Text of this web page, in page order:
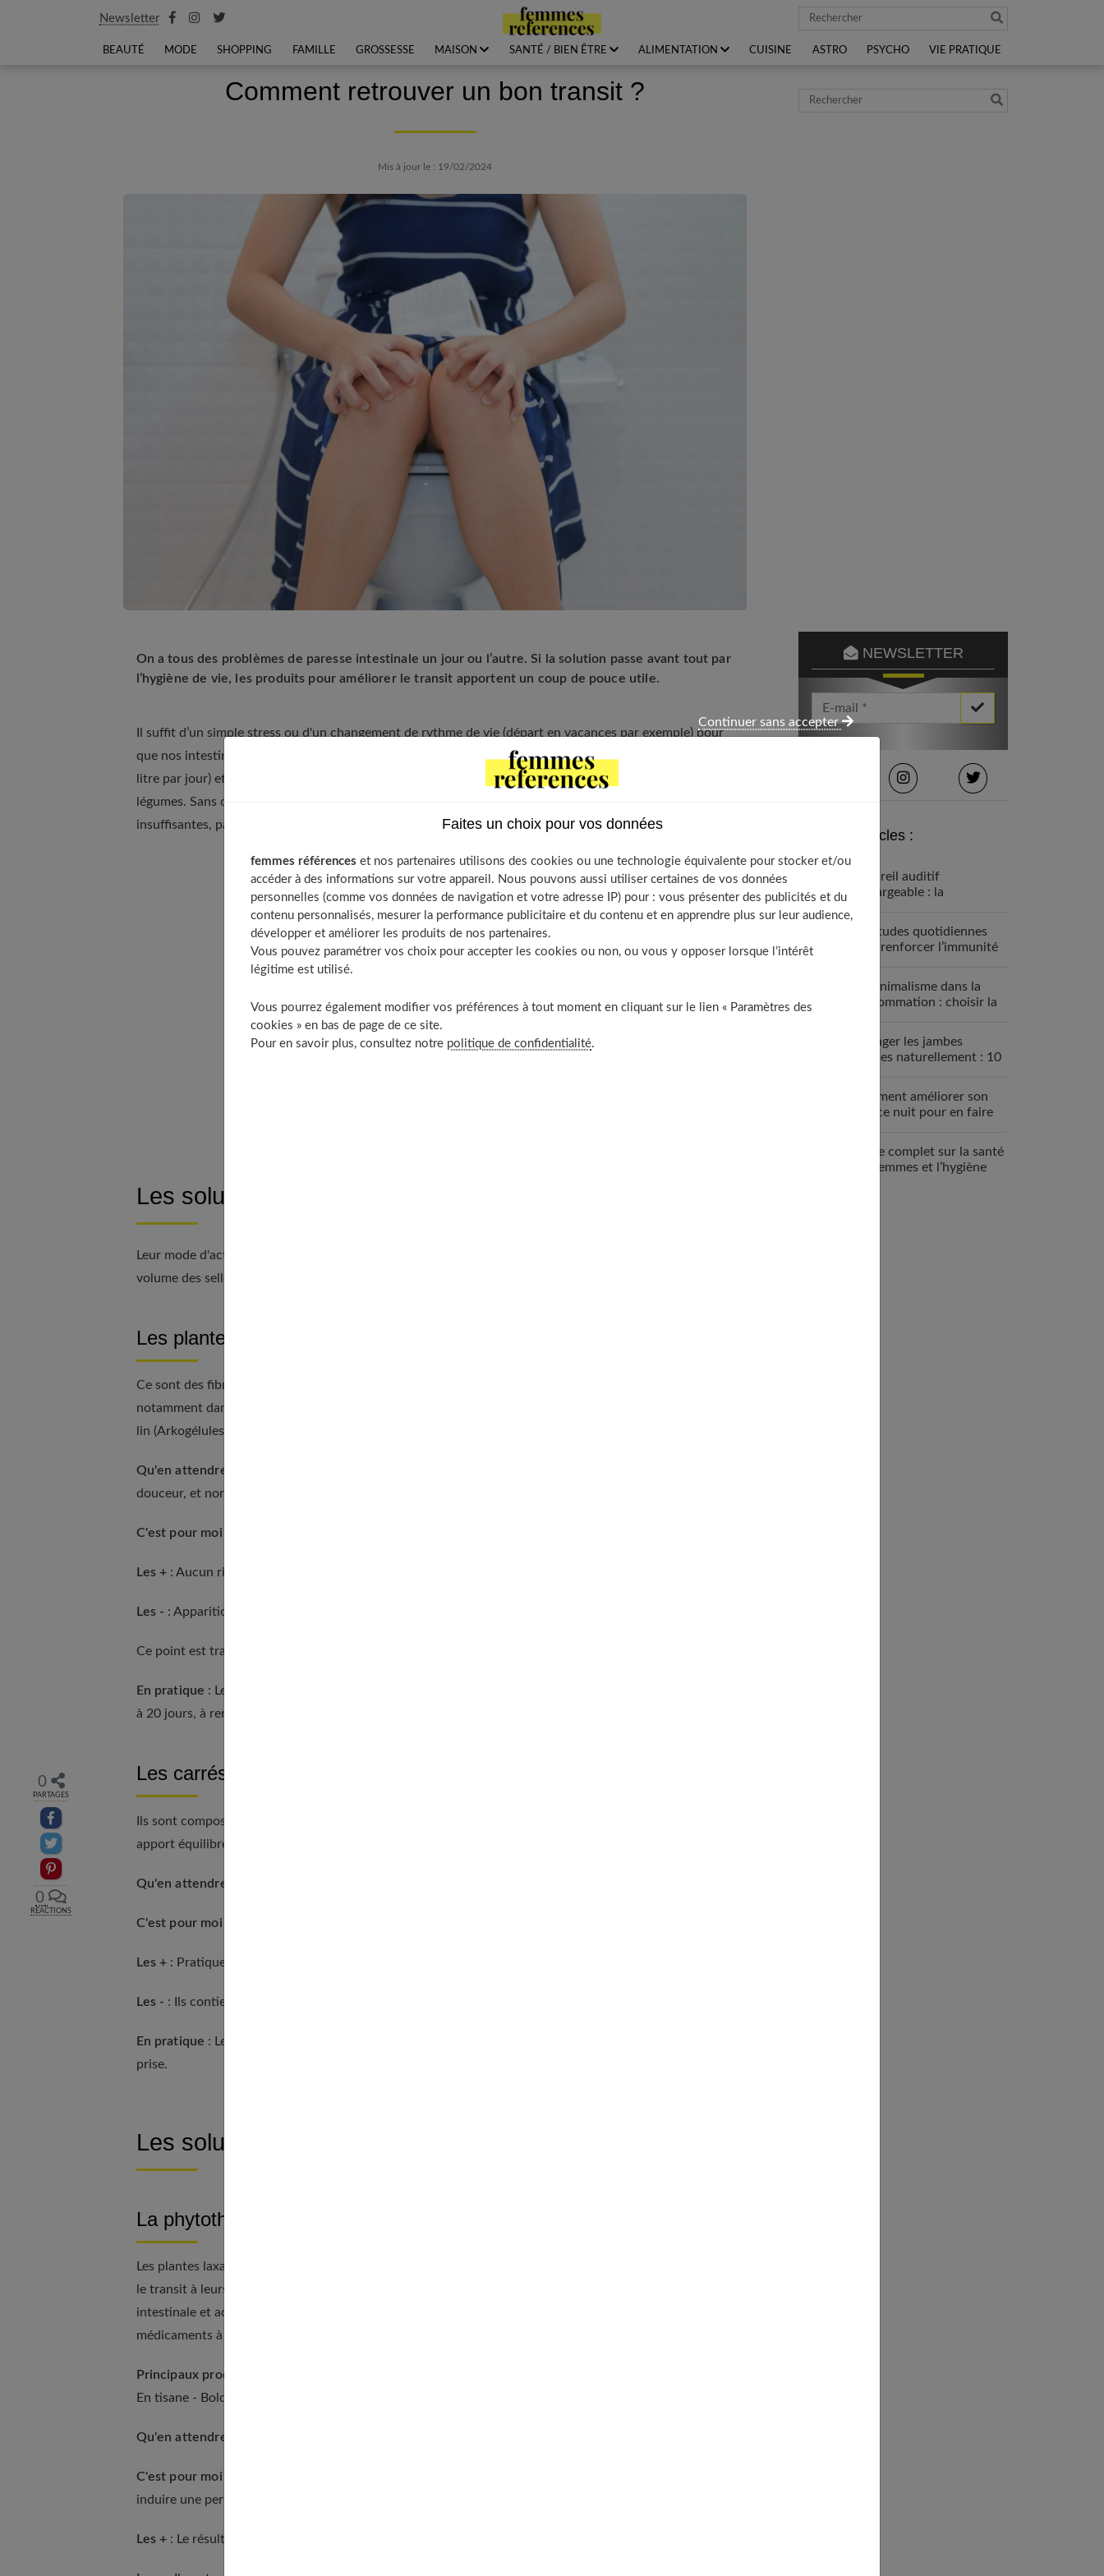
Newsletter Rechercher
BEAUTÉ MODE SHOPPING FAMILLE GROSSESSE MAISON SANTÉ / BIEN ÊTRE ALIMENTATION CUISINE ASTRO PSYCHO VIE PRATIQUE
Comment retrouver un bon transit ?
Mis à jour le : 19/02/2024
On a tous des problèmes de paresse intestinale un jour ou l’autre. Si la solution passe avant tout par
l’hygiène de vie, les produits pour améliorer le transit apportent un coup de pouce utile.
0
PARTAGES
Partager sur facebook
Partager sur Twitter
Epingler sur Pinterest
0
RÉACTIONS
Il suffit d’un simple stress ou d'un changement de rythme de vie (départ en vacances par exemple) pour
que nos intestins fonctionnent au ralenti. Réflexe numéro un : il fautboire beaucoup d'eau
litre par jour) et
en misant sur les céréales complètes, les fruits et les
légumes. Sans oublier de
insuffisantes, passez à la vitesse supérieure avec des produits "spécial transit" bien choisis.
Table of Contents
Les solutions douces
Les plantes à mucilages
Les carrés de fibres
La phytothérapie
Les suppositoires et les lavements
L’huile de paraffine : comment ça fonctionne ?
Les solutions douces
Leur mode d'action est mécanique. Plus précisément, les produits contiennent des fibres qui gonflent le
volume des selles et ramollissent le contenu intestinal.
Les plantes à mucilages
Ce sont des fibres solubles particulières qui forment un gel au contact de l'eau. On les trouve
notamment dans les téguments des graines d'ospaghul (Elusanes, Mucivital), de psyllium (Solgar) et de
lin (Arkogélules).
Qu'en attendre exactement ?
douceur, et non de l'accélérer soudainement.
C'est pour moi si...
Les + : Aucun risque d'irritation de la muqueuse intestinale.
Les - : Apparition possible de ballonnements.
Ce point est traité en profondeur dans
En pratique : Les produits se prennent toujours avec une boisson non alcoolisée. Suivre des cures de 10
à 20 jours, à renouveler pendant plusieurs mois si besoin.
Les carrés de fibres
Ils sont composés essentiellement de fruits (pruneaux, rhubarbe, pomme, tamarin, figues…) pour un
apport équilibré en fibres douces et stimulantes.
Qu'en attendre exactement ?
C'est pour moi si...
Les + : Pratiques à prendre, les carrés sont en prime souvent très bons !
Les - : Ils contiennent du sucre et ne conviennent pas aux diabétiques. Ils peuvent générer des gaz.
En pratique : Les carrés se prennent le soir avec un grand verre d'eau. Eviter de dépasser 10 jours de
prise.
Les solutions stimulantes
La phytothérapie
Les plantes laxatives comme l'aloès, la bourdaine, la cascara et le séné doivent leur action énergique sur
le transit à leurs composés anthracéniques. Elles augmentent la sécrétion d'eau par la muqueuse
intestinale et activent les contractions musculaires permettant le cheminement des selles. Les
médicaments à base de bisacodyl, tel le Contalax, ont les mêmes effets.
Principaux produits
En tisane - Boldoflorine, Mediflor 7 constipation passagère, Herbesan.
Qu'en attendre exactement ?
C'est pour moi si...
induire une perte de potassium (diurétiques notamment). Je ne suis pas de traitement pour le cœur.
Les + : Le résultat est assuré.
Rechercher
NEWSLETTER
Votre Email *
Derniers articles :
Appareil auditif
rechargeable : la
Habitudes quotidiennes
pour renforcer l’immunité
Le minimalisme dans la
consommation : choisir la
Soulager les jambes
lourdes naturellement : 10
Comment améliorer son
espace nuit pour en faire
Guide complet sur la santé
des femmes et l’hygiène
Faites un choix pour vos données
femmes références et nos partenaires utilisons des cookies ou une technologie équivalente pour stocker et/ou
accéder à des informations sur votre appareil. Nous pouvons aussi utiliser certaines de vos données
personnelles (comme vos données de navigation et votre adresse IP) pour : vous présenter des publicités et du
contenu personnalisés, mesurer la performance publicitaire et du contenu et en apprendre plus sur leur audience,
développer et améliorer les produits de nos partenaires.
Vous pouvez paramétrer vos choix pour accepter les cookies ou non, ou vous y opposer lorsque l’intérêt
légitime est utilisé.
Vous pourrez également modifier vos préférences à tout moment en cliquant sur le lien « Paramètres des
cookies » en bas de page de ce site.
Pour en savoir plus, consultez notre politique de confidentialité.
Continuer sans accepter